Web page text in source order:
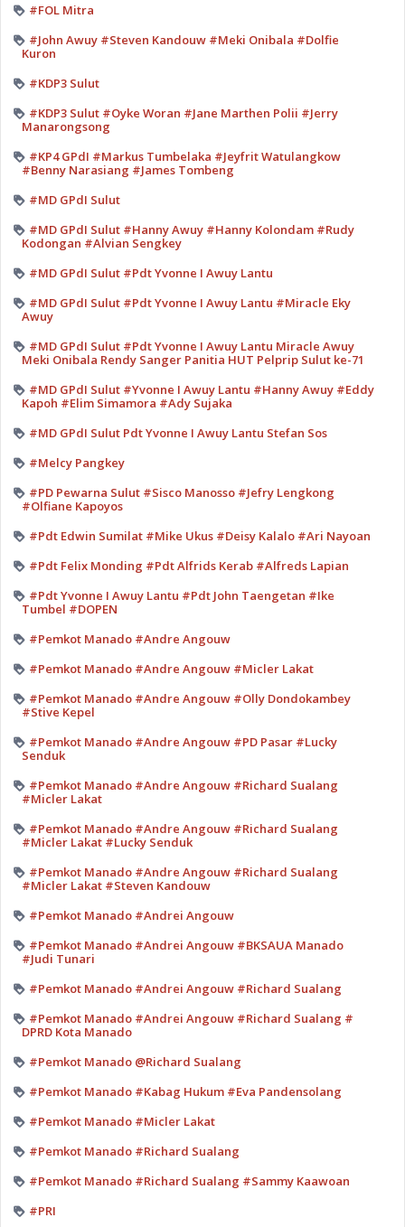
#FOL Mitra
#John Awuy #Steven Kandouw #Meki Onibala #Dolfie
Kuron
#KDP3 Sulut
#KDP3 Sulut #Oyke Woran #Jane Marthen Polii #Jerry
Manarongsong
#KP4 GPdI #Markus Tumbelaka #Jeyfrit Watulangkow
#Benny Narasiang #James Tombeng
#MD GPdI Sulut
#MD GPdI Sulut #Hanny Awuy #Hanny Kolondam #Rudy
Kodongan #Alvian Sengkey
#MD GPdI Sulut #Pdt Yvonne I Awuy Lantu
#MD GPdI Sulut #Pdt Yvonne I Awuy Lantu #Miracle Eky
Awuy
#MD GPdI Sulut #Pdt Yvonne I Awuy Lantu Miracle Awuy
Meki Onibala Rendy Sanger Panitia HUT Pelprip Sulut ke-71
#MD GPdI Sulut #Yvonne I Awuy Lantu #Hanny Awuy #Eddy
Kapoh #Elim Simamora #Ady Sujaka
#MD GPdI Sulut Pdt Yvonne I Awuy Lantu Stefan Sos
#Melcy Pangkey
#PD Pewarna Sulut #Sisco Manosso #Jefry Lengkong
#Olfiane Kapoyos
#Pdt Edwin Sumilat #Mike Ukus #Deisy Kalalo #Ari Nayoan
#Pdt Felix Monding #Pdt Alfrids Kerab #Alfreds Lapian
#Pdt Yvonne I Awuy Lantu #Pdt John Taengetan #Ike
Tumbel #DOPEN
#Pemkot Manado #Andre Angouw
#Pemkot Manado #Andre Angouw #Micler Lakat
#Pemkot Manado #Andre Angouw #Olly Dondokambey
#Stive Kepel
#Pemkot Manado #Andre Angouw #PD Pasar #Lucky
Senduk
#Pemkot Manado #Andre Angouw #Richard Sualang
#Micler Lakat
#Pemkot Manado #Andre Angouw #Richard Sualang
#Micler Lakat #Lucky Senduk
#Pemkot Manado #Andre Angouw #Richard Sualang
#Micler Lakat #Steven Kandouw
#Pemkot Manado #Andrei Angouw
#Pemkot Manado #Andrei Angouw #BKSAUA Manado
#Judi Tunari
#Pemkot Manado #Andrei Angouw #Richard Sualang
#Pemkot Manado #Andrei Angouw #Richard Sualang #
DPRD Kota Manado
#Pemkot Manado @Richard Sualang
#Pemkot Manado #Kabag Hukum #Eva Pandensolang
#Pemkot Manado #Micler Lakat
#Pemkot Manado #Richard Sualang
#Pemkot Manado #Richard Sualang #Sammy Kaawoan
#PRI